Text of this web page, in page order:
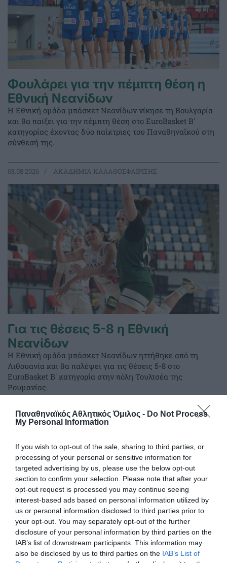
Παναθηναϊκός Αθλητικός Όμιλος - Do Not Process
My Personal Information
If you wish to opt-out of the sale, sharing to third parties, or
processing of your personal or sensitive information for
targeted advertising by us, please use the below opt-out
section to confirm your selection. Please note that after your
opt-out request is processed you may continue seeing
interest-based ads based on personal information utilized by
us or personal information disclosed to third parties prior to
your opt-out. You may separately opt-out of the further
disclosure of your personal information by third parties on the
IAB’s list of downstream participants. This information may
also be disclosed by us to third parties on the IAB’s List of
Φουλάρει για την πέμπτη θέση η
Εθνική Νεανίδων
Η Εθνική ομάδα μπάσκετ Νεανίδων νίκησε τη Βουλγαρία
και θα παίξει για την πέμπτη θέση στο EuroBasket Β'
κατηγορίας έχοντας δύο παίκτριες του Παναθηναϊκού στη
σύνθεσή της.
08.08.2026 ΑΚΑΔΗΜΙΑ ΚΑΛΑΘΟΣΦΑΙΡΙΣΗΣ
Για τις θέσεις 5-8 η Εθνική
Νεανίδων
Η Εθνική ομάδα μπάσκετ Νεανίδων ηττήθηκε από τη
Λιθουανία και θα παλέψει για τις θέσεις 5-8 στο
EuroBasket Β' κατηγορία στην πόλη Τουλτσέα της
Ρουμανίας.
07.08.2026 ΑΚΑΔΗΜΙΑ ΚΑΛΑΘΟΣΦΑΙΡΙΣΗΣ